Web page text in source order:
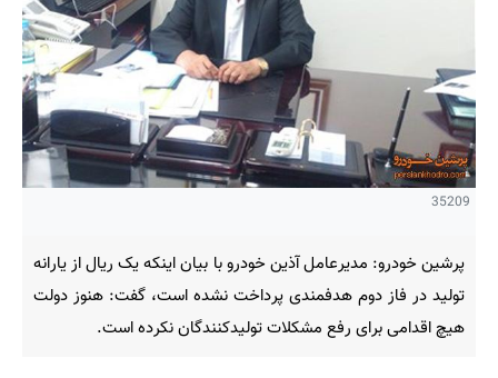
35209
پرشین خودرو: مدیرعامل آذین خودرو با بیان اینکه یک ریال از یارانه
تولید در فاز دوم هدفمندی پرداخت نشده است، گفت: هنوز دولت
هیچ اقدامی برای رفع مشکلات تولیدکنندگان نکرده است.